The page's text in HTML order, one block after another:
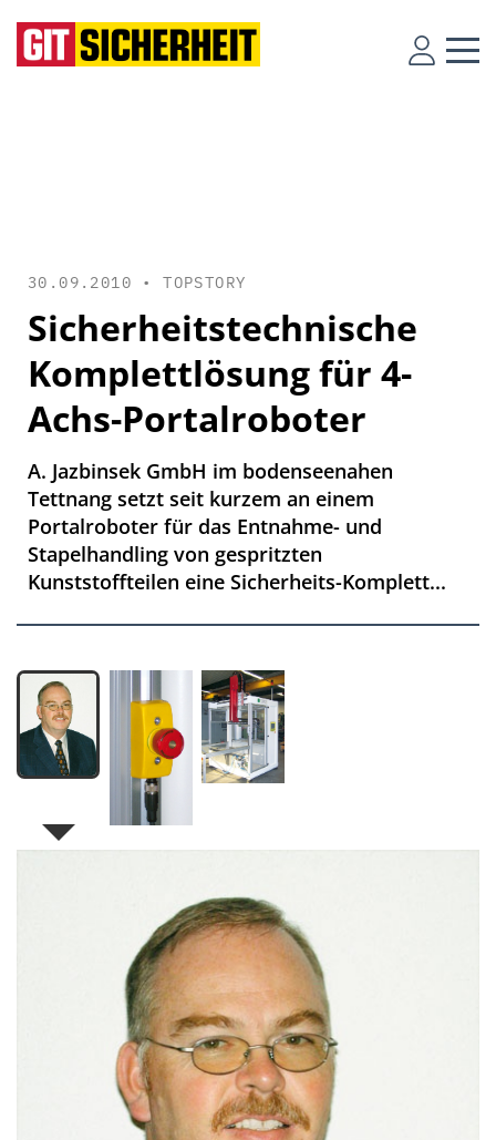
30.09.2010 •TOPSTORY
Sicherheitstechnische
Komplettlösung für 4-
Achs-Portalroboter
A. Jazbinsek GmbH im bodenseenahen
Tettnang setzt seit kurzem an einem
Portalroboter für das Entnahme- und
Stapelhandling von gespritzten
Kunststoffteilen eine Sicherheits-Komplett...